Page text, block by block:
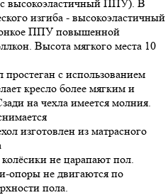
высокоэластичный ППУ). В
изгиба - высокоэластичный
ППУ повышенной
Высота мягкого места 10
с использованием
кресло более мягким и
на чехла имеется молния.
изготовлен из матрасного
не царапают пол.
опоры не двигаются по
пола.